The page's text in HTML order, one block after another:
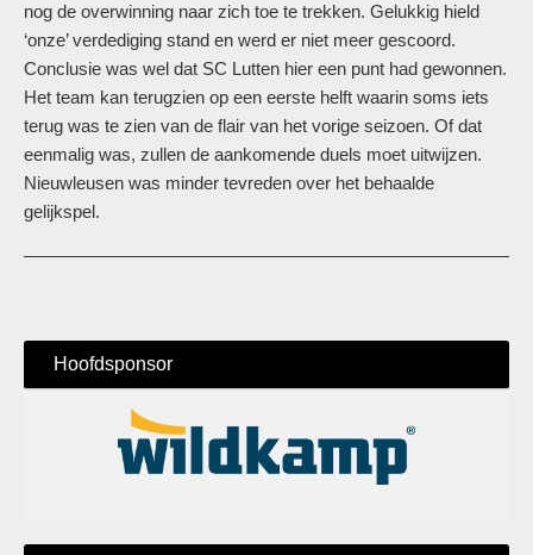
nog de overwinning naar zich toe te trekken. Gelukkig hield
‘onze’ verdediging stand en werd er niet meer gescoord.
Conclusie was wel dat SC Lutten hier een punt had gewonnen.
Het team kan terugzien op een eerste helft waarin soms iets
terug was te zien van de flair van het vorige seizoen. Of dat
eenmalig was, zullen de aankomende duels moet uitwijzen.
Nieuwleusen was minder tevreden over het behaalde
gelijkspel.
Hoofdsponsor